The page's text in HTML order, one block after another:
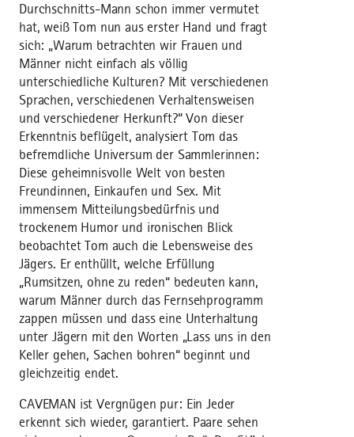
Durchschnitts-Mann schon immer vermutet
hat, weiß Tom nun aus erster Hand und fragt
sich: „Warum betrachten wir Frauen und
Männer nicht einfach als völlig
unterschiedliche Kulturen? Mit verschiedenen
Sprachen, verschiedenen Verhaltensweisen
und verschiedener Herkunft?“ Von dieser
Erkenntnis beflügelt, analysiert Tom das
befremdliche Universum der Sammlerinnen:
Diese geheimnisvolle Welt von besten
Freundinnen, Einkaufen und Sex. Mit
immensem Mitteilungsbedürfnis und
trockenem Humor und ironischen Blick
beobachtet Tom auch die Lebensweise des
Jägers. Er enthüllt, welche Erfüllung
„Rumsitzen, ohne zu reden“ bedeuten kann,
warum Männer durch das Fernsehprogramm
zappen müssen und dass eine Unterhaltung
unter Jägern mit den Worten „Lass uns in den
Keller gehen, Sachen bohren“ beginnt und
gleichzeitig endet.
CAVEMAN ist Vergnügen pur: Ein Jeder
erkennt sich wieder, garantiert. Paare sehen